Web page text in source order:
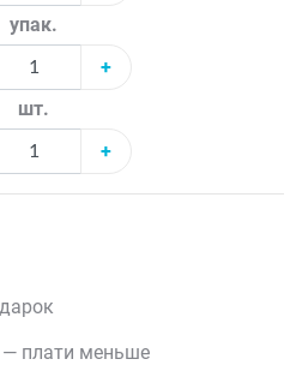
упак.
+
шт.
+
плати меньше